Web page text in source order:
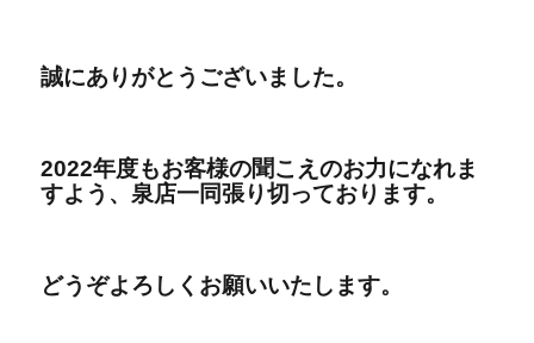
誠にありがとうございました。
2022年度もお客様の聞こえのお力になれま
すよう、泉店一同張り切っております。
どうぞよろしくお願いいたします。